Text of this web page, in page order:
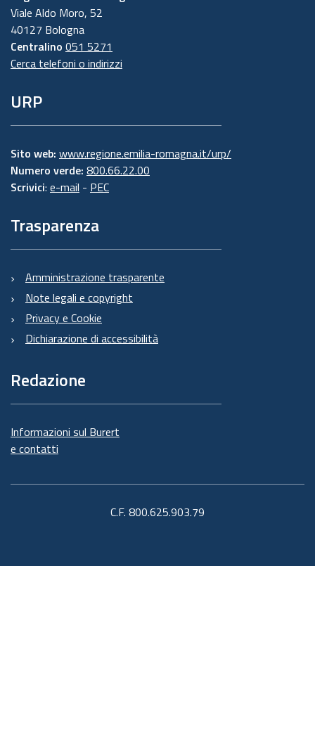
Viale Aldo Moro, 52
40127 Bologna
Centralino 051 5271
Cerca telefoni o indirizzi
URP
Sito web: www.regione.emilia-romagna.it/urp/
Numero verde: 800.66.22.00
Scrivici: e-mail - PEC
Trasparenza
Amministrazione trasparente
Note legali e copyright
Privacy e Cookie
Dichiarazione di accessibilità
Redazione
Informazioni sul Burert
e contatti
C.F. 800.625.903.79